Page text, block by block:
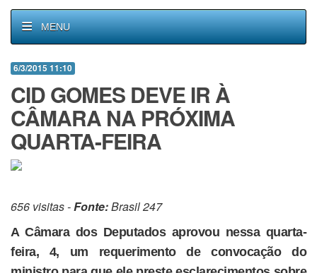
MENU
6/3/2015 11:10
CID GOMES DEVE IR À
CÂMARA NA PRÓXIMA
QUARTA-FEIRA
656 visitas -Fonte:Brasil 247
A Câmara dos Deputados aprovou nessa quarta-
feira, 4, um requerimento de convocação do